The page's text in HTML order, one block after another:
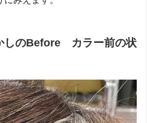
しのBefore カラー前の状